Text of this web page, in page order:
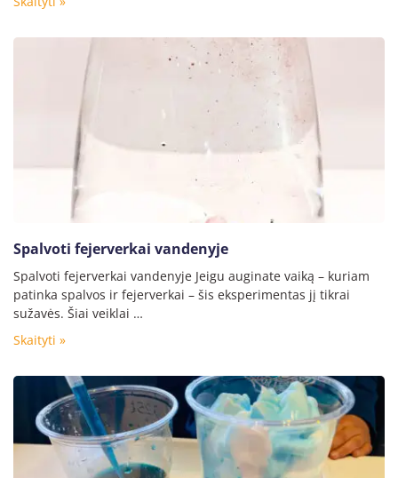
Spalvoti fejerverkai vandenyje
Spalvoti fejerverkai vandenyje Jeigu auginate vaiką – kuriam
patinka spalvos ir fejerverkai – šis eksperimentas jį tikrai
sužavės. Šiai veiklai …
Skaityti »